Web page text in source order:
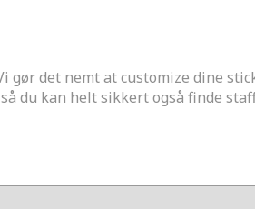
gør det nemt at customize dine
du kan helt sikkert også finde